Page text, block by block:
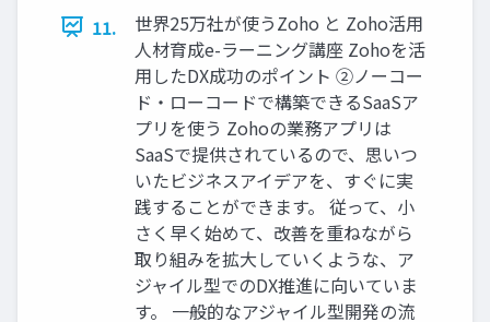
11.
世界25万社が使うZoho と Zoho活用
人材育成e-ラーニング講座 Zohoを活
用したDX成功のポイント ②ノーコー
ド・ローコードで構築できるSaaSア
プリを使う Zohoの業務アプリは
SaaSで提供されているので、思いつ
いたビジネスアイデアを、すぐに実
践することができます。 従って、小
さく早く始めて、改善を重ねながら
取り組みを拡大していくような、ア
ジャイル型でのDX推進に向いていま
す。 一般的なアジャイル型開発の流